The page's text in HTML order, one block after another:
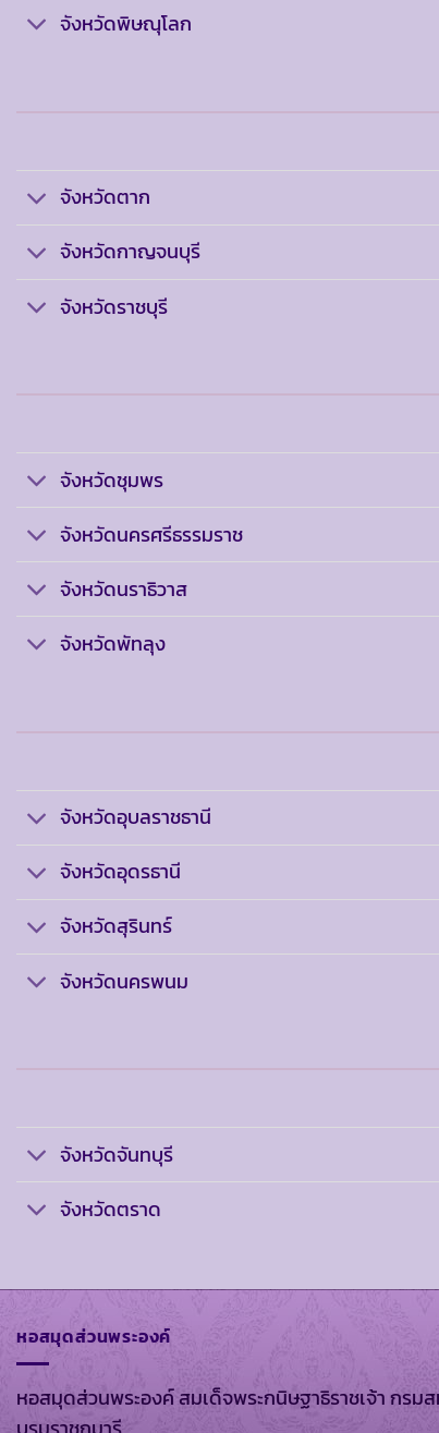
จังหวัดพิษณุโลก
จังหวัดตาก
จังหวัดกาญจนบุรี
จังหวัดราชบุรี
จังหวัดชุมพร
จังหวัดนครศรีธรรมราช
จังหวัดนราธิวาส
จังหวัดพัทลุง
จังหวัดอุบลราชธานี
จังหวัดอุดรธานี
จังหวัดสุรินทร์
จังหวัดนครพนม
จังหวัดจันทบุรี
จังหวัดตราด
หอสมุดส่วนพระองค์
หอสมุดส่วนพระองค์ สมเด็จพระกนิษฐาธิราชเจ้า กรม